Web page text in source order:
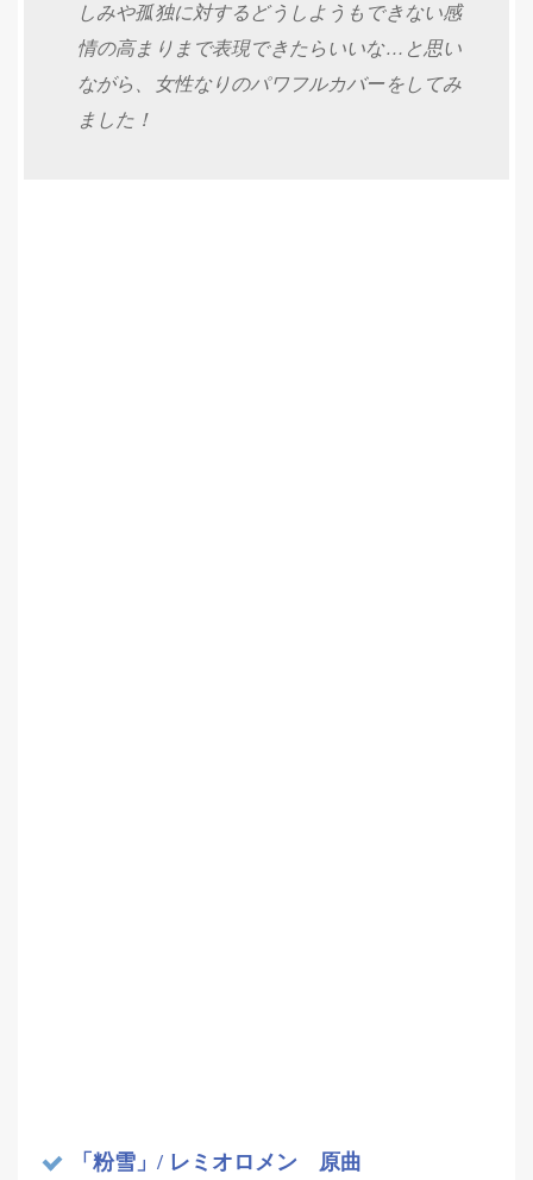
しみや孤独に対するどうしようもできない感
情の高まりまで表現できたらいいな…と思い
ながら、女性なりのパワフルカバーをしてみ
ました！
「粉雪」/ レミオロメン 原曲